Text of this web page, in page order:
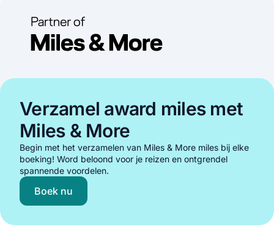
Verzamel award miles met
Miles & More
Begin met het verzamelen van Miles & More miles bij elke
boeking! Word beloond voor je reizen en ontgrendel
spannende voordelen.
Boek nu